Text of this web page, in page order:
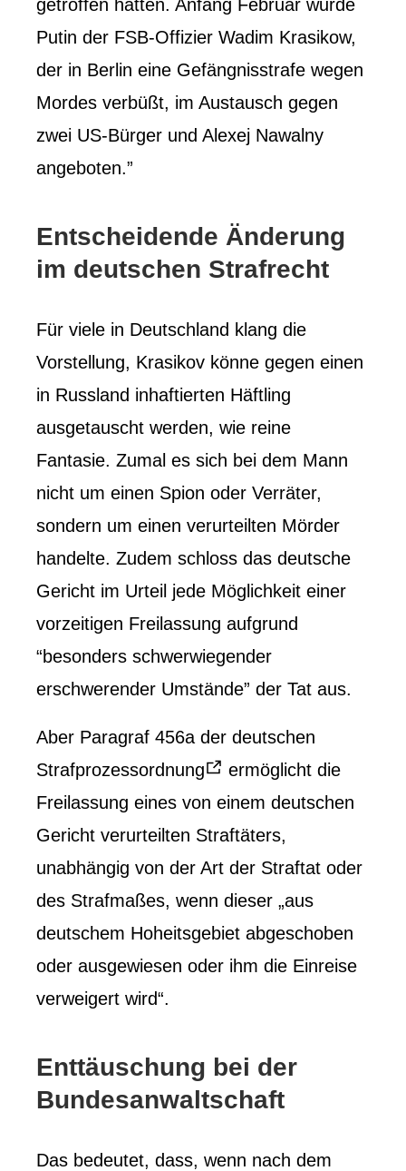
getroffen hatten. Anfang Februar wurde
Putin der FSB-Offizier Wadim Krasikow,
der in Berlin eine Gefängnisstrafe wegen
Mordes verbüßt, im Austausch gegen
zwei US-Bürger und Alexej Nawalny
angeboten.”
Entscheidende Änderung
im deutschen Strafrecht
Für viele in Deutschland klang die
Vorstellung, Krasikov könne gegen einen
in Russland inhaftierten Häftling
ausgetauscht werden, wie reine
Fantasie. Zumal es sich bei dem Mann
nicht um einen Spion oder Verräter,
sondern um einen verurteilten Mörder
handelte. Zudem schloss das deutsche
Gericht im Urteil jede Möglichkeit einer
vorzeitigen Freilassung aufgrund
“besonders schwerwiegender
erschwerender Umstände” der Tat aus.
Aber Paragraf 456a der deutschen
Strafprozessordnung
ermöglicht die
Freilassung eines von einem deutschen
Gericht verurteilten Straftäters,
unabhängig von der Art der Straftat oder
des Strafmaßes, wenn dieser „aus
deutschem Hoheitsgebiet abgeschoben
oder ausgewiesen oder ihm die Einreise
verweigert wird“.
Enttäuschung bei der
Bundesanwaltschaft
Das bedeutet, dass, wenn nach dem